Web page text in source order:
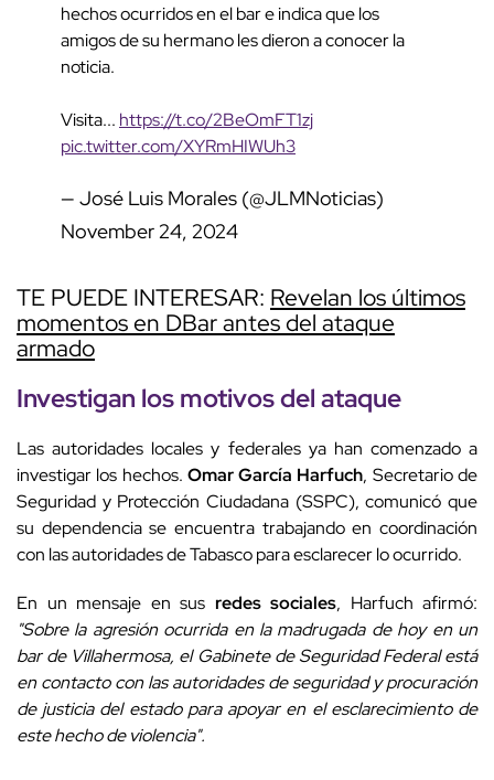
hechos ocurridos en el bar e indica que los
amigos de su hermano les dieron a conocer la
noticia.
Visita... https://t.co/2BeOmFT1zj
pic.twitter.com/XYRmHIWUh3
— José Luis Morales (@JLMNoticias)
November 24, 2024
TE PUEDE INTERESAR: Revelan los últimos
momentos en DBar antes del ataque
armado
Investigan los motivos del ataque
Las autoridades locales y federales ya han comenzado a
investigar los hechos. Omar García Harfuch, Secretario de
Seguridad y Protección Ciudadana (SSPC), comunicó que
su dependencia se encuentra trabajando en coordinación
con las autoridades de Tabasco para esclarecer lo ocurrido.
En un mensaje en sus redes sociales, Harfuch afirmó:
"Sobre la agresión ocurrida en la madrugada de hoy en un
bar de Villahermosa, el Gabinete de Seguridad Federal está
en contacto con las autoridades de seguridad y procuración
de justicia del estado para apoyar en el esclarecimiento de
este hecho de violencia".